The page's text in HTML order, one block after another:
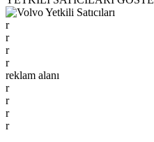
r
r
r
r
reklam alanı
r
r
r
r